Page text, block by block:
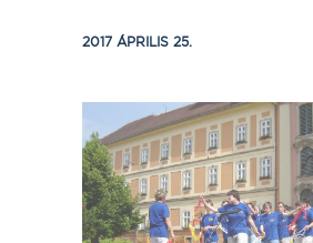
2017 ÁPRILIS 25.